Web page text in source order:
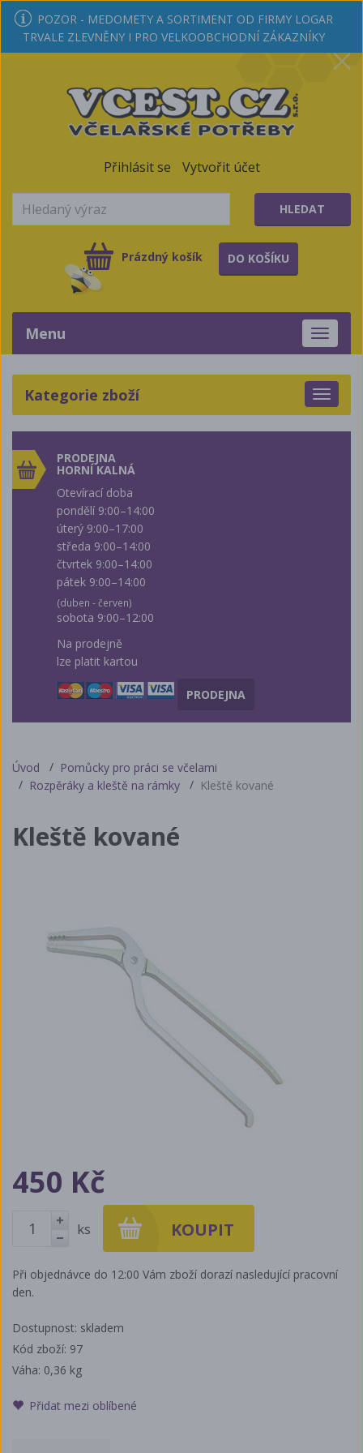
POZOR - MEDOMETY A SORTIMENT OD FIRMY LOGAR
TRVALE ZLEVNĚNY I PRO VELKOOBCHODNÍ ZÁKAZNÍKY
Přihlásit se Vytvořit účet
HLEDAT
Prázdný košík DO KOŠÍKU
Toggle
Menu
Toggle
Kategorie zboží
PRODEJNA
HORNÍ KALNÁ
Otevírací doba
pondělí 9:00–14:00
úterý 9:00–17:00
středa 9:00–14:00
čtvrtek 9:00–14:00
pátek 9:00–14:00
(duben - červen)
sobota 9:00–12:00
Na prodejně
lze platit kartou
PRODEJNA
Úvod
Pomůcky pro práci se včelami
Rozpěráky a kleště na rámky
Kleště kované
Kleště kované
450 Kč
+
ks
Při objednávce do 12:00 Vám zboží dorazí nasledující pracovní
den.
Dostupnost: skladem
Kód zboží: 97
Váha: 0,36 kg
Přidat mezi oblíbené